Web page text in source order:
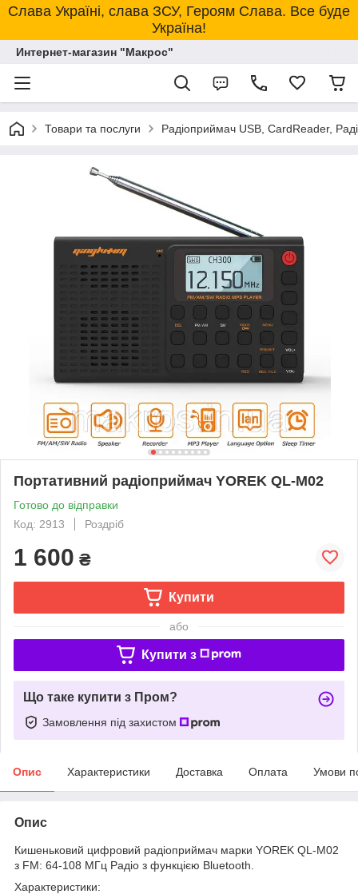
Слава Україні, слава ЗСУ, Героям Слава. Все буде
Україна!
Интернет-магазин "Макрос"
Товари та послуги Радіоприймач USB, CardReader,
Портативний радіоприймач YOREK QL-M02
Готово до відправки
Код: 2913
Роздріб
1 600 ₴
Купити
або
Купити з
Що таке купити з Пром?
Замовлення під захистом
Опис Характеристики Доставка Оплата Умови
Опис
Кишеньковий цифровий радіоприймач марки YOREK QL-M02
з FM: 64-108 МГц Радіо з функцією Bluetooth.
Характеристики: